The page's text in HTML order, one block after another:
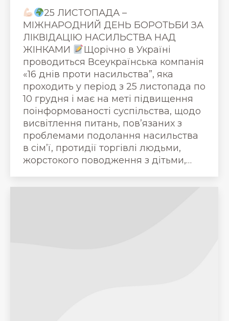
25 ЛИСТОПАДА –
МІЖНАРОДНИЙ ДЕНЬ БОРОТЬБИ ЗА
ЛІКВІДАЦІЮ НАСИЛЬСТВА НАД
ЖІНКАМИ
Щорічно в Україні
проводиться Всеукраїнська компанія
«16 днів проти насильства”, яка
проходить у період з 25 листопада по
10 грудня і має на меті підвищення
поінформованості суспільства, щодо
висвітлення питань, пов’язаних з
проблемами подолання насильства
в сім’ї, протидії торгівлі людьми,
жорстокого поводження з дітьми,…